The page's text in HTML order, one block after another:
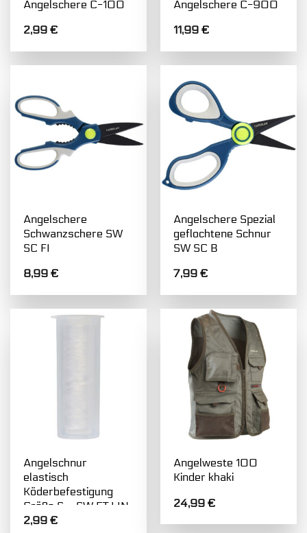
Angelschere C-100
2,99€
Angelschere C-900
11,99€
Angelschere
Schwanzschere SW
SC FI
8,99€
Angelschere Spezial
geflochtene Schnur
SW SC B
7,99€
Angelschnur
elastisch
Köderbefestigung
Größe S – SW ET LIN
SS
2,99€
Angelweste 100
Kinder khaki
24,99€